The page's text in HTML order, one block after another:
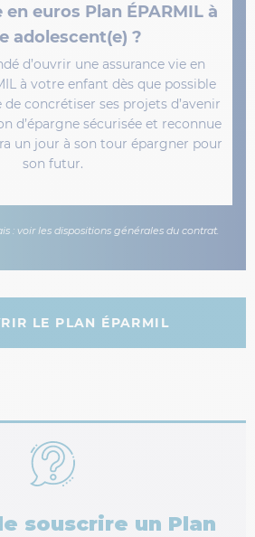
euros Plan ÉPARMIL à
adolescent(e) ?
d’ouvrir une assurance vie en
à votre enfant dès que possible
concrétiser ses projets d’avenir
d’épargne sécurisée et reconnue
un jour à son tour épargner pour
son futur.
: voir les dispositions générales du contrat.
LE PLAN ÉPARMIL
souscrire un Plan